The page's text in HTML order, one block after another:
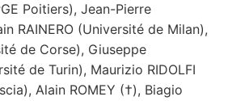
Poitiers), Jean-Pierre
RAINERO (Université de Milan),
de Corse), Giuseppe
de Turin), Maurizio RIDOLFI
Alain ROMEY (†), Biagio